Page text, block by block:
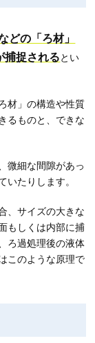
どの「ろ材」
捕捉されるとい
材」の構造や性質
るものと、できな
微細な間隙があっ
たりします。
、サイズの大きな
もしくは内部に捕
ろ過処理後の液体
このような原理で